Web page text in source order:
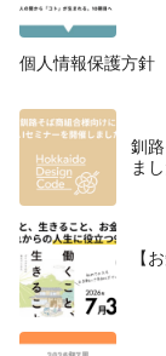
個人情報保護方針
釧
ま
【